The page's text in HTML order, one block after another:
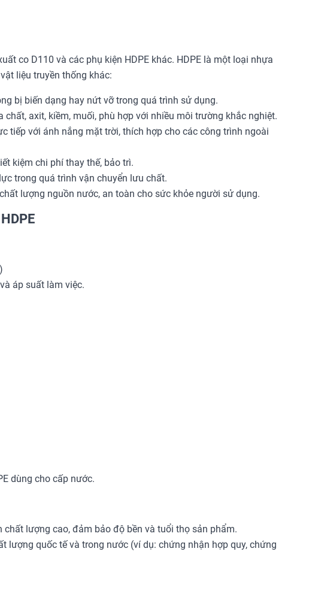
co D110 và các phụ kiện HDPE khác. HDPE là một loại nhựa
liệu truyền thống khác:
bị biến dạng hay nứt vỡ trong quá trình sử dụng.
axit, kiềm, muối, phù hợp với nhiều môi trường khắc nghiệt.
tiếp với ánh nắng mặt trời, thích hợp cho các công trình ngoài
kiệm chi phí thay thế, bảo trì.
trong quá trình vận chuyển lưu chất.
lượng nguồn nước, an toàn cho sức khỏe người sử dụng.
áp suất làm việc.
dùng cho cấp nước.
chất lượng cao, đảm bảo độ bền và tuổi thọ sản phẩm.
lượng quốc tế và trong nước (ví dụ: chứng nhận hợp quy, chứng